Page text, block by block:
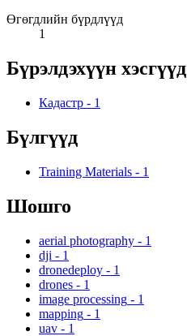
Өгөгдлийн бүрдлүүд
1
Бүрэлдэхүүн хэсгүүд
Кадастр - 1
Бүлгүүд
Training Materials - 1
Шошго
aerial photography - 1
dji - 1
dronedeploy - 1
drones - 1
image processing - 1
mapping - 1
uav - 1